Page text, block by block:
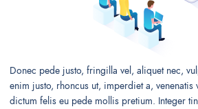
Donec pede justo, fringilla vel, aliquet nec,
enim justo, rhoncus ut, imperdiet a, venenatis
dictum felis eu pede mollis pretium. Integer